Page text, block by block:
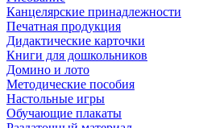
Канцелярские принадлежности
Печатная продукция
Дидактические карточки
Книги для дошкольников
Домино и лото
Методические пособия
Настольные игры
Обучающие плакаты